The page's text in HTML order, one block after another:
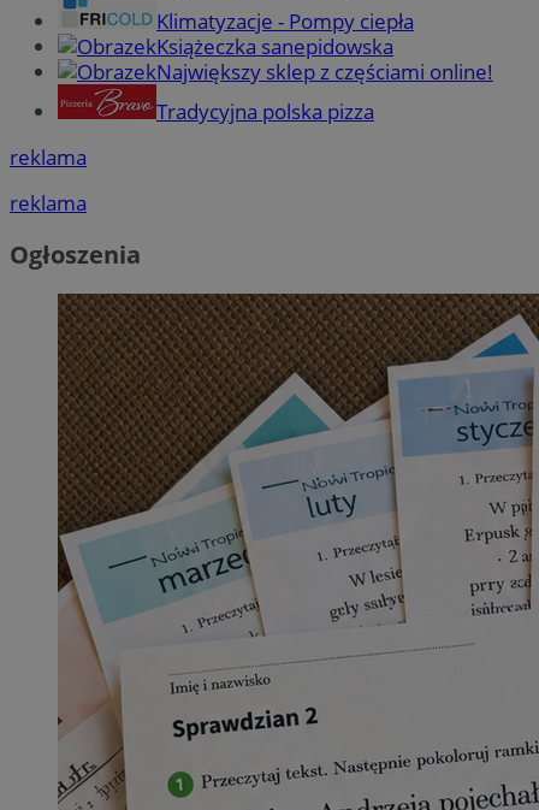
Klimatyzacje - Pompy ciepła
Książeczka sanepidowska
Największy sklep z częściami online!
Tradycyjna polska pizza
reklama
reklama
Ogłoszenia